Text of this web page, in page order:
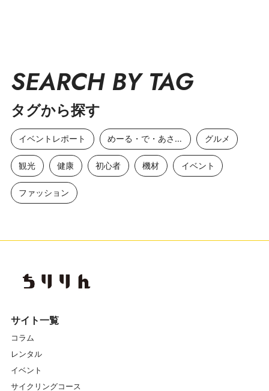
SEARCH BY TAG
タグから探す
イベントレポート めーる・で・あさひ グルメ
観光 健康 初心者 機材 イベント
ファッション
サイト一覧
コラム
レンタル
イベント
サイクリングコース